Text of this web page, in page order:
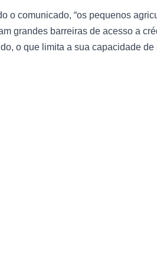
o comunicado, “os pequenos
grandes barreiras de acesso a
o que limita a sua capacidade